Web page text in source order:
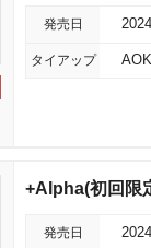
発売日
タイアップ
+Alpha(初回限
発売日